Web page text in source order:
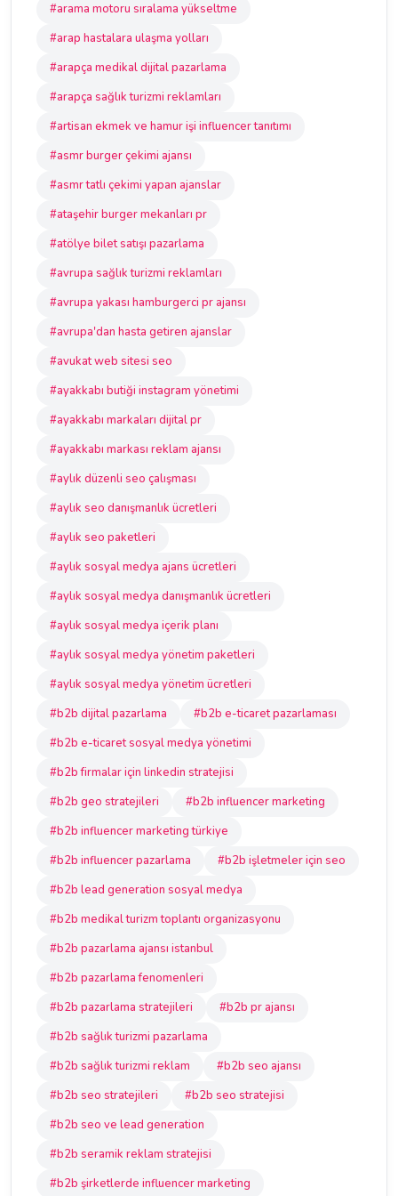
#arama motoru sıralama yükseltme
#arap hastalara ulaşma yolları
#arapça medikal dijital pazarlama
#arapça sağlık turizmi reklamları
#artisan ekmek ve hamur işi influencer tanıtımı
#asmr burger çekimi ajansı
#asmr tatlı çekimi yapan ajanslar
#ataşehir burger mekanları pr
#atölye bilet satışı pazarlama
#avrupa sağlık turizmi reklamları
#avrupa yakası hamburgerci pr ajansı
#avrupa'dan hasta getiren ajanslar
#avukat web sitesi seo
#ayakkabı butiği instagram yönetimi
#ayakkabı markaları dijital pr
#ayakkabı markası reklam ajansı
#aylık düzenli seo çalışması
#aylık seo danışmanlık ücretleri
#aylık seo paketleri
#aylık sosyal medya ajans ücretleri
#aylık sosyal medya danışmanlık ücretleri
#aylık sosyal medya içerik planı
#aylık sosyal medya yönetim paketleri
#aylık sosyal medya yönetim ücretleri
#b2b dijital pazarlama
#b2b e-ticaret pazarlaması
#b2b e-ticaret sosyal medya yönetimi
#b2b firmalar için linkedin stratejisi
#b2b geo stratejileri
#b2b influencer marketing
#b2b influencer marketing türkiye
#b2b influencer pazarlama
#b2b işletmeler için seo
#b2b lead generation sosyal medya
#b2b medikal turizm toplantı organizasyonu
#b2b pazarlama ajansı istanbul
#b2b pazarlama fenomenleri
#b2b pazarlama stratejileri
#b2b pr ajansı
#b2b sağlık turizmi pazarlama
#b2b sağlık turizmi reklam
#b2b seo ajansı
#b2b seo stratejileri
#b2b seo stratejisi
#b2b seo ve lead generation
#b2b seramik reklam stratejisi
#b2b şirketlerde influencer marketing